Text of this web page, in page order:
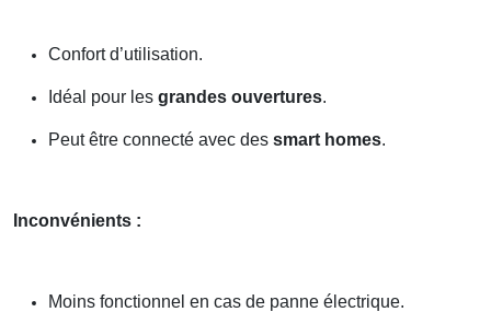
Confort d’utilisation.
Idéal pour les grandes ouvertures.
Peut être connecté avec des smart homes.
Inconvénients :
Moins fonctionnel en cas de panne électrique.